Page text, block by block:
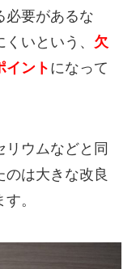
必要があるな
いという、 欠
イント になって
リウムなどと同
のは大きな改良
。